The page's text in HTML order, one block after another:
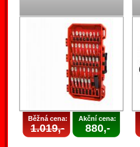
Běžná cena:
1.019,-
Akční cena:
880,-